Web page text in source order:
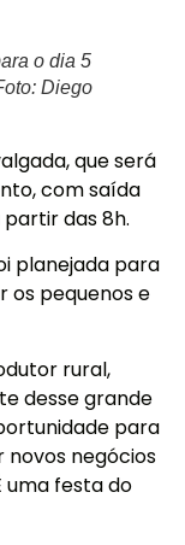
o dia 5
Diego
que será
com saída
das 8h.
planejada para
os pequenos e
rural,
desse grande
para
novos negócios
uma festa do